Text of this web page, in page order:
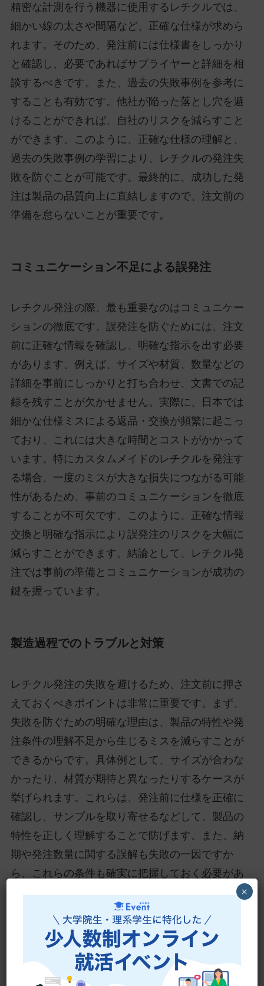
精密な計測を行う機器に使用するレチクルでは、
細かい線の太さや間隔など、正確な仕様が求めら
れます。そのため、発注前には仕様書をしっかり
と確認し、必要であればサプライヤーと詳細を相
談するべきです。また、過去の失敗事例を参考に
することも有効です。他社が陥った落とし穴を避
けることができれば、自社のリスクを減らすこと
ができます。このように、正確な仕様の理解と、
過去の失敗事例の学習により、レチクルの発注失
敗を防ぐことが可能です。最終的に、成功した発
注は製品の品質向上に直結しますので、注文前の
準備を怠らないことが重要です。
コミュニケーション不足による誤発注
レチクル発注の際、最も重要なのはコミュニケー
ションの徹底です。誤発注を防ぐためには、注文
前に正確な情報を確認し、明確な指示を出す必要
があります。例えば、サイズや材質、数量などの
詳細を事前にしっかりと打ち合わせ、文書での記
録を残すことが欠かせません。実際に、日本では
細かな仕様ミスによる返品・交換が頻繁に起こっ
ており、これには大きな時間とコストがかかって
います。特にカスタムメイドのレチクルを発注す
る場合、一度のミスが大きな損失につながる可能
性があるため、事前のコミュニケーションを徹底
することが不可欠です。このように、正確な情報
交換と明確な指示により誤発注のリスクを大幅に
減らすことができます。結論として、レチクル発
注では事前の準備とコミュニケーションが成功の
鍵を握っています。
製造過程でのトラブルと対策
レチクル発注の失敗を避けるため、注文前に押さ
えておくべきポイントは非常に重要です。まず、
失敗を防ぐための明確な理由は、製品の特性や発
注条件の理解不足から生じるミスを減らすことが
できるからです。具体例として、サイズが合わな
かったり、材質が期待と異なったりするケースが
挙げられます。これらは、発注前に仕様を正確に
確認し、サンプルを取り寄せるなどして、製品の
特性を正しく理解することで防げます。また、納
期や発注数量に関する誤解も失敗の一因ですか
ら、これらの条件も確実に把握しておく必要があ
結論として、レチクル発注の失敗を防ぐために
は、製品の特性や発注条件を正確に把握すること
が極めて重要です。これには、事前にしっかりと
×